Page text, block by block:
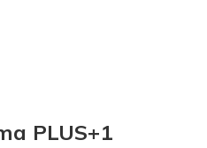
PLUS+1